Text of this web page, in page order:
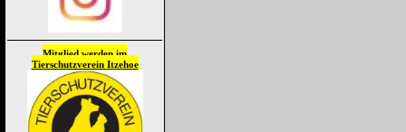
Mitglied werden im
Tierschutzverein Itzehoe